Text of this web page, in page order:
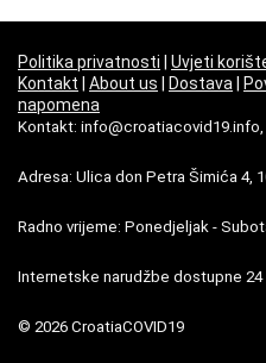
Politika privatnosti Uvjeti
Kontakt
About us Dostava
napomena
Kontakt: info@croatiacovid19.info,
Adresa: Ulica don Petra Šimića 4,
Radno vrijeme: Ponedjeljak -
Internetske narudžbe dostupne 24
© 2026 CroatiaCOVID19